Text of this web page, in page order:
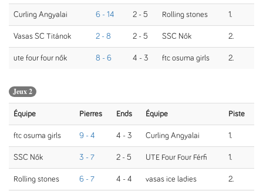
Curling Angyalai 6 - 14 2 - 5 Rolling stones 1.
Vasas SC Titánok 2 - 8 2 - 5 SSC Nők 2.
ute four four nők 8 - 6 4 - 3 ftc osuma girls 2.
Jeux 2
Équipe Pierres Ends Équipe Piste
ftc osuma girls 9 - 4 4 - 3 Curling Angyalai 1.
SSC Nők 3 - 7 2 - 5 UTE Four Four Férfi 1.
Rolling stones 6 - 7 4 - 4 vasas ice ladies 2.